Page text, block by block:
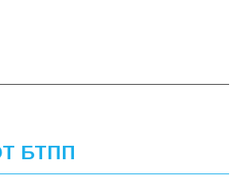
БТПП